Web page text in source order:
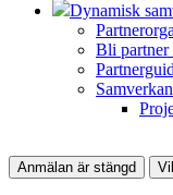
Dynamisk
Bli partner
Anmälan är stängd